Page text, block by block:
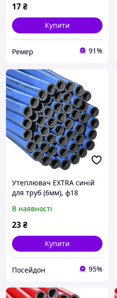
17₴
Купити
Ремер 91%
Утеплювач EXTRA синій
для труб (6мм), ф18
(000020189)
В наявності
23₴
Купити
Посейдон 95%